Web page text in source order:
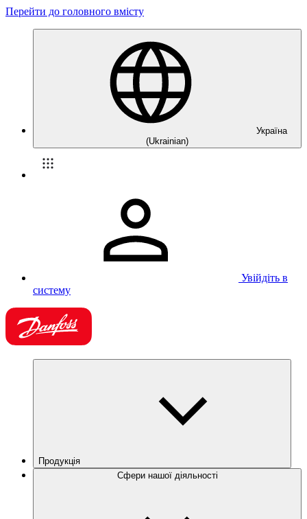
Перейти до головного вмісту
Україна
(Ukrainian)
Увійдіть в
систему
Продукція
Сфери нашої діяльності